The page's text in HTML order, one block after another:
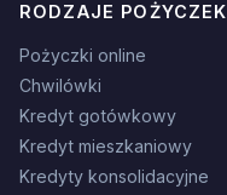
RODZAJE POŻYCZEK
Pożyczki online
Chwilówki
Kredyt gotówkowy
Kredyt mieszkaniowy
Kredyty konsolidacyjne